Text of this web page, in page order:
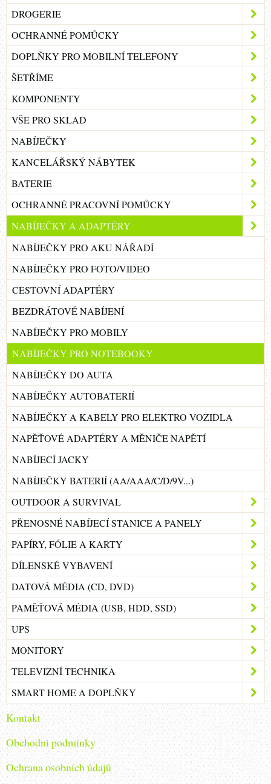
DROGERIE
OCHRANNÉ POMŮCKY
DOPLŇKY PRO MOBILNÍ TELEFONY
ŠETŘÍME
KOMPONENTY
VŠE PRO SKLAD
NABÍJEČKY
KANCELÁŘSKÝ NÁBYTEK
BATERIE
OCHRANNÉ PRACOVNÍ POMŮCKY
NABÍJEČKY A ADAPTÉRY
NABÍJEČKY PRO AKU NÁŘADÍ
NABÍJEČKY PRO FOTO/VIDEO
CESTOVNÍ ADAPTÉRY
BEZDRÁTOVÉ NABÍJENÍ
NABÍJEČKY PRO MOBILY
NABÍJEČKY PRO NOTEBOOKY
NABÍJEČKY DO AUTA
NABÍJEČKY AUTOBATERIÍ
NABÍJEČKY A KABELY PRO ELEKTRO VOZIDLA
NAPĚŤOVÉ ADAPTÉRY A MĚNIČE NAPĚTÍ
NABÍJECÍ JACKY
NABÍJEČKY BATERIÍ (AA/AAA/C/D/9V...)
OUTDOOR A SURVIVAL
PŘENOSNÉ NABÍJECÍ STANICE A PANELY
PAPÍRY, FÓLIE A KARTY
DÍLENSKÉ VYBAVENÍ
DATOVÁ MÉDIA (CD, DVD)
PAMĚŤOVÁ MÉDIA (USB, HDD, SSD)
UPS
MONITORY
TELEVIZNÍ TECHNIKA
SMART HOME A DOPLŇKY
Kontakt
Obchodni podminky
Ochrana osobních údajů